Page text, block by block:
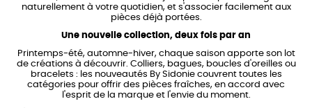
naturellement à votre quotidien, et s'associer facilement aux
pièces déjà portées.
Une nouvelle collection, deux fois par an
Printemps-été, automne-hiver, chaque saison apporte son lot
de créations à découvrir. Colliers, bagues, boucles d'oreilles ou
bracelets : les nouveautés By Sidonie couvrent toutes les
catégories pour offrir des pièces fraîches, en accord avec
l'esprit de la marque et l'envie du moment.